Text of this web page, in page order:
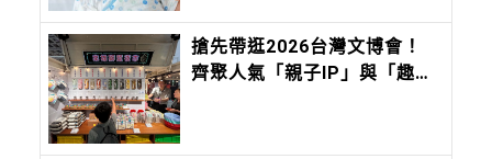
搶先帶逛2026台灣文博會！
齊聚人氣「親子IP」與「趣味